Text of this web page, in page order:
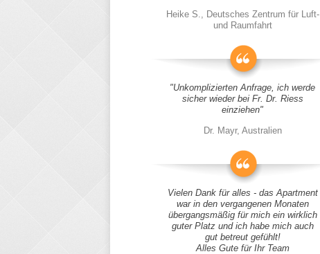
Heike S., Deutsches Zentrum für Luft-
und Raumfahrt
"Unkomplizierten Anfrage, ich werde
sicher wieder bei Fr. Dr. Riess
einziehen"
Dr. Mayr, Australien
Vielen Dank für alles - das Apartment
war in den vergangenen Monaten
übergangsmäßig für mich ein wirklich
guter Platz und ich habe mich auch
gut betreut gefühlt!
Alles Gute für Ihr Team